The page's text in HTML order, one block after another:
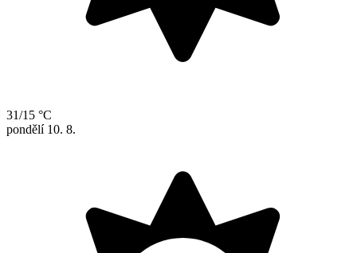
31/15 °C
pondělí 10. 8.